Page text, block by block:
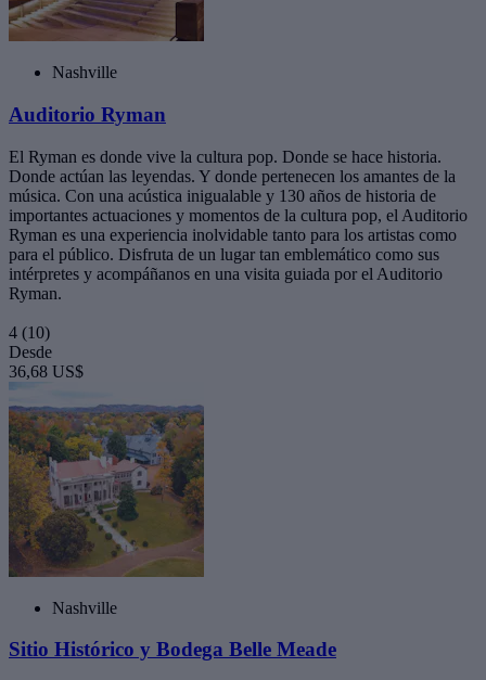
Nashville
Auditorio Ryman
El Ryman es donde vive la cultura pop. Donde se hace historia.
Donde actúan las leyendas. Y donde pertenecen los amantes de la
música. Con una acústica inigualable y 130 años de historia de
importantes actuaciones y momentos de la cultura pop, el Auditorio
Ryman es una experiencia inolvidable tanto para los artistas como
para el público. Disfruta de un lugar tan emblemático como sus
intérpretes y acompáñanos en una visita guiada por el Auditorio
Ryman.
4 (10)
Desde
36,68 US$
Nashville
Sitio Histórico y Bodega Belle Meade